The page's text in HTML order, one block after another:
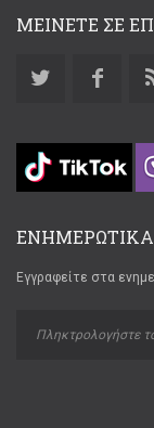
ΜΕΙΝΕΤΕ ΣΕ
ΕΝΗΜΕΡΩΤΙΚΑ
Εγγραφείτε στα